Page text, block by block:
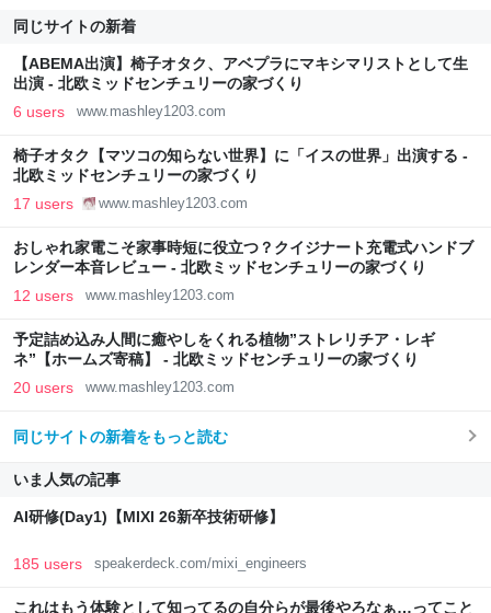
同じサイトの新着
【ABEMA出演】椅子オタク、アベプラにマキシマリストとして生
出演 - 北欧ミッドセンチュリーの家づくり
6 users www.mashley1203.com
椅子オタク【マツコの知らない世界】に「イスの世界」出演する -
北欧ミッドセンチュリーの家づくり
17 users www.mashley1203.com
おしゃれ家電こそ家事時短に役立つ？クイジナート充電式ハンドブ
レンダー本音レビュー - 北欧ミッドセンチュリーの家づくり
12 users www.mashley1203.com
予定詰め込み人間に癒やしをくれる植物”ストレリチア・レギ
ネ”【ホームズ寄稿】 - 北欧ミッドセンチュリーの家づくり
20 users www.mashley1203.com
同じサイトの新着をもっと読む
いま人気の記事
AI研修(Day1)【MIXI 26新卒技術研修】
185 users speakerdeck.com/mixi_engineers
これはもう体験として知ってるの自分らが最後やろなぁ…ってこと